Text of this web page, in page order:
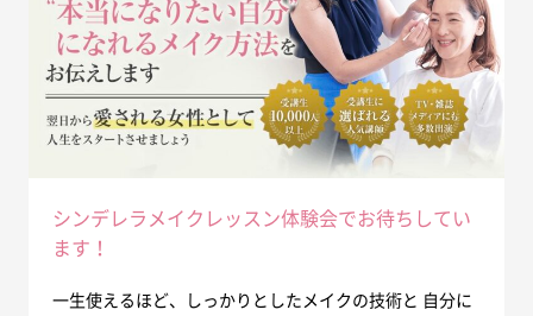
シンデレラメイクレッスン体験会でお待ちしてい
ます！
一生使えるほど、しっかりとしたメイクの技術と 自分に